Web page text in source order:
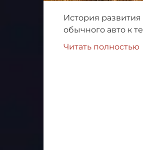
История
обычного авто к
Читать полностью